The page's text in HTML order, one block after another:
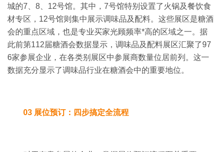
城的7、8、12号馆。 其中， 7号馆特别设置了火锅及餐饮食
材专区， 12号馆则集中展示调味品及配料。 这些展区是糖酒
会的重点区域，也是专业买家光顾频率*高的区域之一。 据
此前第112届糖酒会数据显示，调味品及配料展区汇聚了97
6家参展企业，在各类别展区中参展商数量位居前列。 这一
数据充分显示了调味品行业在糖酒会中的重要地位。
03 展位预订：四步搞定全流程